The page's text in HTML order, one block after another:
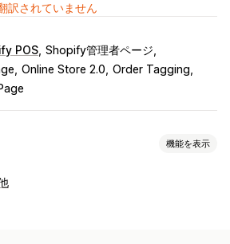
訳されていません
POS Shopify管理者ページ
Online Store 2.0 Order Tagging
機能を表示